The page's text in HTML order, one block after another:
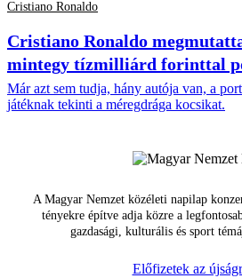
Cristiano Ronaldo
Cristiano Ronaldo
mintegy tízmilliárd forinttal
Már azt sem tudja, hány autója van, a
játéknak tekinti a méregdrága kocsikat.
A Magyar Nemzet közéleti napilap
tényekre építve adja közre a
gazdasági, kulturális és sport
Előfizetek az